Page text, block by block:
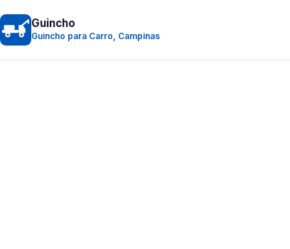
Guincho
Guincho para Carro, Campinas